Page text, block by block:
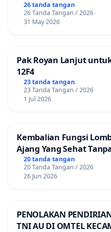
26 tanda tangan
26 Tanda Tangan / 2026
31 May 2026
Pak Royan Lanjut
12F4
23 tanda tangan
23 Tanda Tangan / 2026
1 Jul 2026
Kembalian Fungsi
Ajang Yang Sehat
20 tanda tangan
20 Tanda Tangan / 2026
26 Jun 2026
PENOLAKAN
TNI AU DI OMTEL